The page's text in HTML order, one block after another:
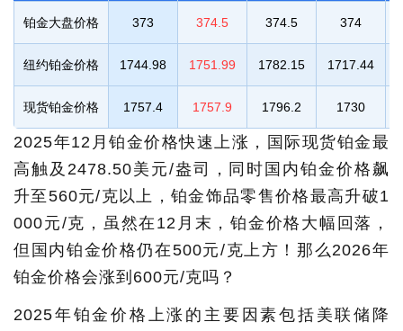
铂金大盘价格 373 374.5 374.5 374
纽约铂金价格 1744.98 1751.99 1782.15 1717.44
现货铂金价格 1757.4 1757.9 1796.2 1730
2025年12月铂金价格快速上涨，国际现货铂金最
高触及2478.50美元/盎司，同时国内铂金价格飙
升至560元/克以上，铂金饰品零售价格最高升破1
000元/克，虽然在12月末，铂金价格大幅回落，
但国内铂金价格仍在500元/克上方！那么2026年
铂金价格会涨到600元/克吗？
2025年铂金价格上涨的主要因素包括美联储降